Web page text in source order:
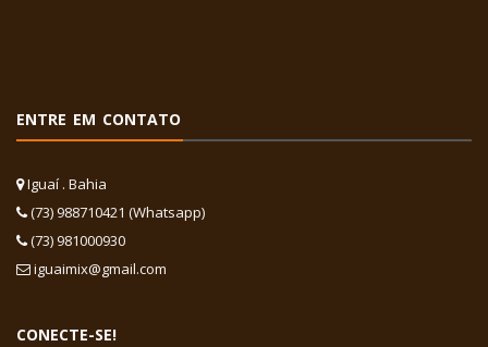
ENTRE EM CONTATO
Iguaí . Bahia
(73) 988710421 (Whatsapp)
(73) 981000930
iguaimix@gmail.com
CONECTE-SE!